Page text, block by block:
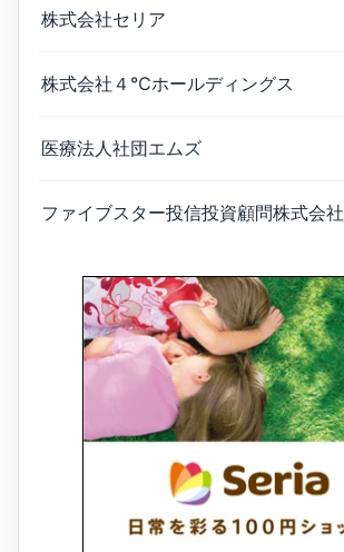
株式会社セリア
株式会社４℃ホールディングス
医療法人社団エムズ
ファイブスター投信投資顧問株式会社